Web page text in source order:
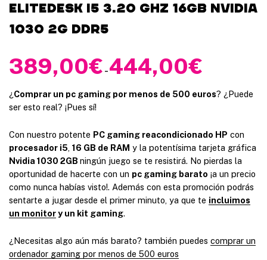
elitedesk i5 3.20 GHz 16GB Nvidia
1030 2G DDR5
389,00€- 444,00€
n
d
e
p
r
e
o
¿ Comprar un pc gaming por menos de 500 euros? ¿Puede
ser esto real? ¡Pues sí!
Con nuestro potente PC gaming reacondicionado HP con
procesador i5, 16 GB de RAM y la potentísima tarjeta gráfica
Nvidia 1030 2GB ningún juego se te resistirá. No pierdas la
oportunidad de hacerte con un pc gaming barato ¡a un precio
como nunca habías visto!. Además con esta promoción podrás
sentarte a jugar desde el primer minuto, ya que te incluimos
un monitory un kit gaming.
¿Necesitas algo aún más barato? también puedes comprar un
ordenador gaming por menos de 500 euros